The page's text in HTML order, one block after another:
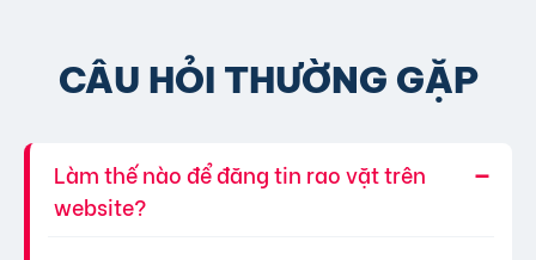
CÂU HỎI THƯỜNG GẶP
Làm thế nào để đăng tin rao vặt trên
website?